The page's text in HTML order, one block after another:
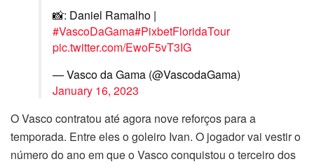
📸: Daniel Ramalho |
#VascoDaGama#PixbetFloridaTour
pic.twitter.com/EwoF5vT3IG
— Vasco da Gama (@VascodaGama)
January 16, 2023
O Vasco contratou até agora nove reforços para a
temporada. Entre eles o goleiro Ivan. O jogador vai vestir o
número do ano em que o Vasco conquistou o terceiro dos